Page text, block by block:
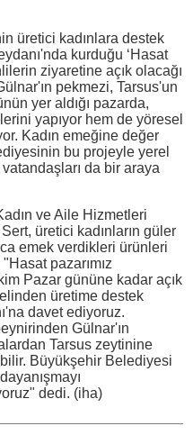
üretici kadınlara destek
kurduğu ‘Hasat
ziyaretine açık olacağı
pekmezi, Tarsus'un
yer aldığı pazarda,
yapıyor hem de yöresel
Kadın emeğine değer
bu projeyle yerel
da bir araya
ve Aile Hizmetleri
üretici kadınların güler
emek verdikleri ürünleri
pazarımız
Pazar gününe kadar açık
üretime destek
davet ediyoruz.
Gülnar'ın
Tarsus zeytinine
Büyükşehir Belediyesi
dedi. (iha)